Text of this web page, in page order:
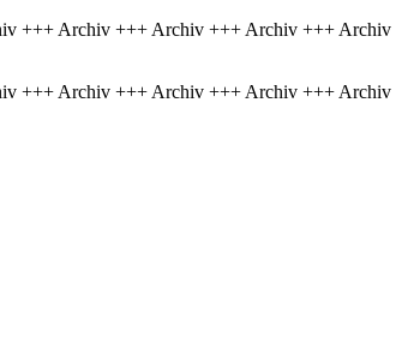
+++ Archiv +++ Archiv +++ Archiv +++ Archiv
+++ Archiv +++ Archiv +++ Archiv +++ Archiv